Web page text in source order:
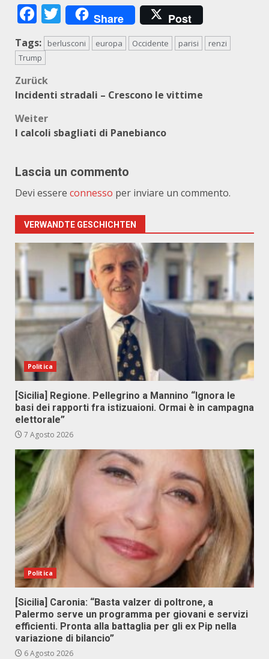
Facebook
Twitter
Share Post
Tags: berlusconi europa Occidente parisi
renzi
Trump
Beitragsnavigation
Zurück
Incidenti stradali – Crescono le vittime
Weiter
I calcoli sbagliati di Panebianco
Lascia un commento
Devi essere connesso per inviare un commento.
VERWANDTE GESCHICHTEN
Politica
[Sicilia] Regione. Pellegrino a Mannino “Ignora le
basi dei rapporti fra istizuaioni. Ormai è in campagna
elettorale”
7 Agosto 2026
Politica
[Sicilia] Caronia: “Basta valzer di poltrone, a
Palermo serve un programma per giovani e servizi
efficienti. Pronta alla battaglia per gli ex Pip nella
variazione di bilancio”
6 Agosto 2026